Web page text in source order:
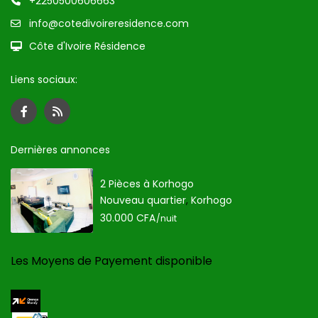
info@cotedivoireresidence.com
Côte d'Ivoire Résidence
Liens sociaux:
Dernières annonces
2 Pièces à Korhogo
Nouveau quartier, Korhogo
30.000 CFA/nuit
Les Moyens de Payement disponible